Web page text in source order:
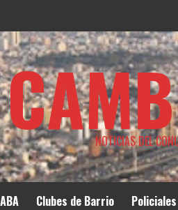
NOTICIAS DEL
Clubes de Barrio Policiales